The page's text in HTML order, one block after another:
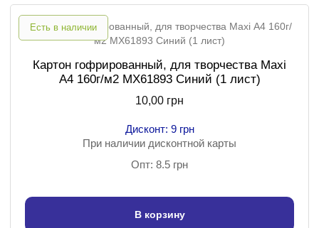
Есть в наличии
Картон гофрированный, для творчества Maxi
А4 160г/м2 MX61893 Синий (1 лист)
10,00 грн
Дисконт: 9 грн
При наличии дисконтной карты
Опт: 8.5 грн
В корзину